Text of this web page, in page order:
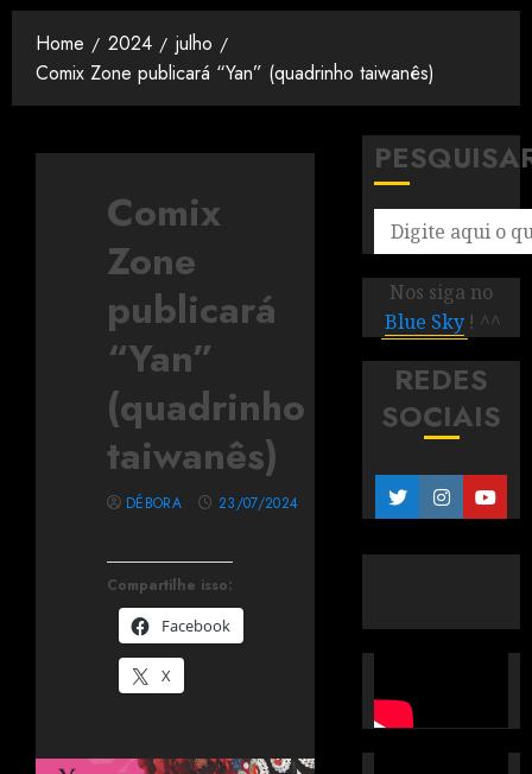
Home 2024
julho
Comix Zone publicará “Yan” (quadrinho taiwanês)
Comix
Zone
publicará
“Yan”
(quadrinho
taiwanês)
Compartilhe isso:
Facebook
X
DÉBORA 23/07/2024
Nos siga no
Blue Sky ! ^^
REDES
SOCIAIS